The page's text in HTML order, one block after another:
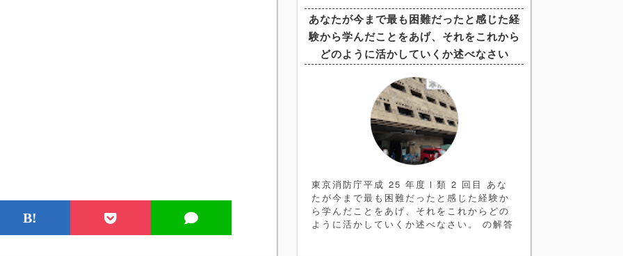
B!
す。まずは ＜ヒント編＞ を読み、論文を
書く練習をしてみましょう。 解答例はヒン
ト編の次にあります。 ＜ヒント編＞ 論題
分析→構成 今回の論題はやや抽象的なもの
となっており一見すると書きづらい印象で
すが、重要な点はズバリ
あなたが今まで最も困難だったと感じた経
験から学んだことをあげ、それをこれから
どのように活かしていくか述べなさい
東京消防庁平成 25 年度Ⅰ類 2 回目 あな
たが今まで最も困難だったと感じた経験か
ら学んだことをあげ、それをこれからどの
ように活かしていくか述べなさい。 の解答